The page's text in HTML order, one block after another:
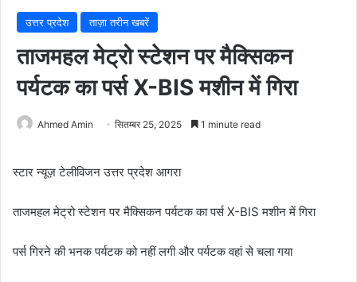
उत्तर प्रदेश ताज़ा तरीन खबरें
ताजमहल मेट्रो स्टेशन पर मैक्सिकन
पर्यटक का पर्स X-BIS मशीन में गिरा
Ahmed Amin सितम्बर 25, 2025 1 minute read
स्टार न्यूज़ टेलीविजन उत्तर प्रदेश आगरा
ताजमहल मेट्रो स्टेशन पर मैक्सिकन पर्यटक का पर्स X-BIS मशीन में गिरा
पर्स गिरने की भनक पर्यटक को नहीं लगी और पर्यटक वहां से चला गया